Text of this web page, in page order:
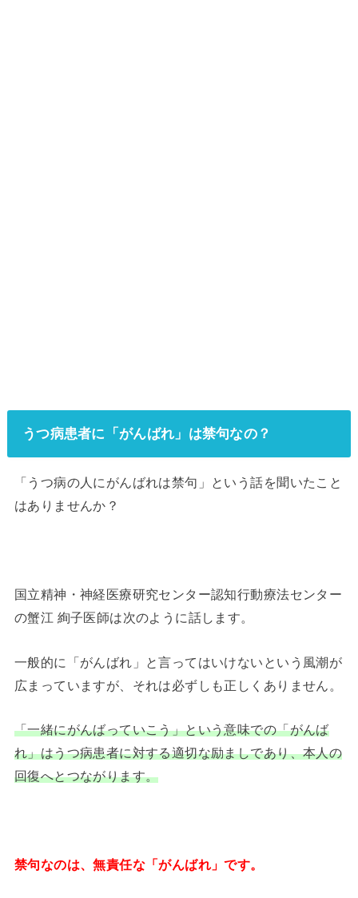
うつ病患者に「がんばれ」は禁句なの？
「うつ病の人にがんばれは禁句」という話を聞いたこと
はありませんか？
国立精神・神経医療研究センター認知行動療法センター
の蟹江 絢子医師は次のように話します。
一般的に「がんばれ」と言ってはいけないという風潮が
広まっていますが、それは必ずしも正しくありません。
「一緒にがんばっていこう」という意味での「がんば
れ」はうつ病患者に対する適切な励ましであり、本人の
回復へとつながります。
禁句なのは、無責任な「がんばれ」です。